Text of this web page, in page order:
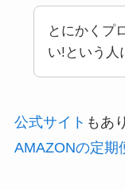
とにかくプ
い!という人
公式サイト もあ
AMAZONの定期